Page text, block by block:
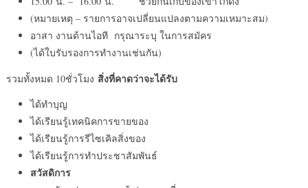
(หมายเหตุ – รายการอาจเปลี่ยนแปลงตามความเหมาะสม)
อาสา งานด้านไอที กรุณาระบุ ในการสมัคร
(ได้ใบรับรองการทำงานเช่นกัน)
รวมทั้งหมด 10ชั่วโมง สิ่งที่คาดว่าจะได้รับ
ได้ทำบุญ
ได้เรียนรู้เทคนิคการขายของ
ได้เรียนรู้การรีไซเคิลสิ่งของ
ได้เรียนรู้การทำประชาสัมพันธ์
สวัสดิการ